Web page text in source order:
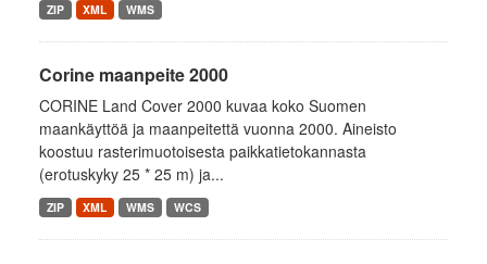
ZIP XML WMS
Corine maanpeite 2000
CORINE Land Cover 2000 kuvaa koko Suomen
maankäyttöä ja maanpeitettä vuonna 2000. Aineisto
koostuu rasterimuotoisesta paikkatietokannasta
(erotuskyky 25 * 25 m) ja...
ZIP XML WMS WCS